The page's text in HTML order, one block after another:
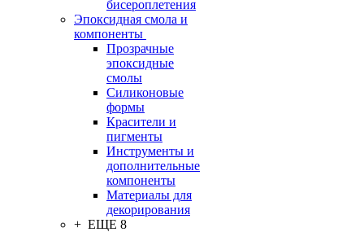
бисероплетения
Эпоксидная смола и
компоненты
Прозрачные
эпоксидные
смолы
Силиконовые
формы
Красители и
пигменты
Инструменты и
дополнительные
компоненты
Материалы для
декорирования
+ ЕЩЕ 8